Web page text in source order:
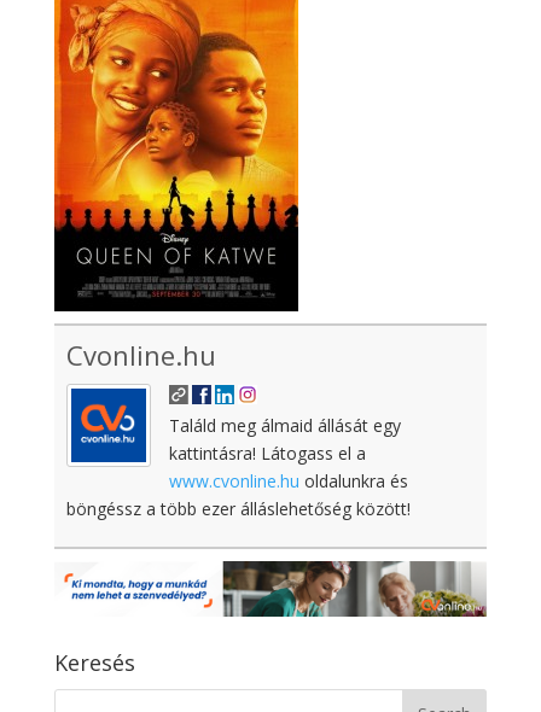
Cvonline.hu
Találd meg álmaid állását egy
kattintásra! Látogass el a
www.cvonline.hu oldalunkra és
böngéssz a több ezer álláslehetőség között!
Keresés